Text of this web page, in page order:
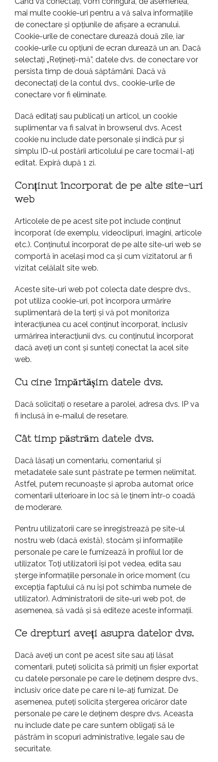
mai multe cookie-uri pentru a vă salva informațiile
de conectare și opțiunile de afișare a ecranului.
Cookie-urile de conectare durează două zile, iar
cookie-urile cu opțiuni de ecran durează un an. Dacă
selectați „Rețineți-mă”, datele dvs. de conectare vor
persista timp de două săptămâni. Dacă vă
deconectați de la contul dvs., cookie-urile de
conectare vor fi eliminate.
Dacă editați sau publicați un articol, un cookie
suplimentar va fi salvat în browserul dvs. Acest
cookie nu include date personale și indică pur și
simplu ID-ul postării articolului pe care tocmai l-ați
editat. Expiră după 1 zi.
Conținut încorporat de pe alte site-uri
web
Articolele de pe acest site pot include conținut
încorporat (de exemplu, videoclipuri, imagini, articole
etc.). Conținutul încorporat de pe alte site-uri web se
comportă în același mod ca și cum vizitatorul ar fi
vizitat celălalt site web.
Aceste site-uri web pot colecta date despre dvs.,
pot utiliza cookie-uri, pot încorpora urmărire
suplimentară de la terți și vă pot monitoriza
interacțiunea cu acel conținut încorporat, inclusiv
urmărirea interacțiunii dvs. cu conținutul încorporat
dacă aveți un cont și sunteți conectat la acel site
web.
Cu cine împărtășim datele dvs.
Dacă solicitați o resetare a parolei, adresa dvs. IP va
fi inclusă în e-mailul de resetare.
Cât timp păstrăm datele dvs.
Dacă lăsați un comentariu, comentariul și
metadatele sale sunt păstrate pe termen nelimitat.
Astfel, putem recunoaște și aproba automat orice
comentarii ulterioare în loc să le ținem într-o coadă
de moderare.
Pentru utilizatorii care se înregistrează pe site-ul
nostru web (dacă există), stocăm și informațiile
personale pe care le furnizează în profilul lor de
utilizator. Toți utilizatorii își pot vedea, edita sau
șterge informațiile personale în orice moment (cu
excepția faptului că nu își pot schimba numele de
utilizator). Administratorii de site-uri web pot, de
asemenea, să vadă și să editeze aceste informații.
Ce drepturi aveți asupra datelor dvs.
Dacă aveți un cont pe acest site sau ați lăsat
comentarii, puteți solicita să primiți un fișier exportat
cu datele personale pe care le deținem despre dvs.,
inclusiv orice date pe care ni le-ați furnizat. De
asemenea, puteți solicita ștergerea oricăror date
personale pe care le deținem despre dvs. Aceasta
nu include date pe care suntem obligați să le
păstrăm în scopuri administrative, legale sau de
securitate.